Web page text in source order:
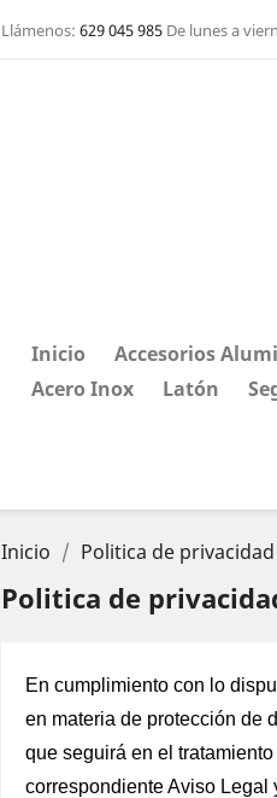
Llámenos: 629 045 985 De lunes a
Inicio Accesorios
Acero Inox
Latón
Inicio Politica de privacidad
Politica de
En cumplimiento con lo
en materia de protección de
que seguirá en el
correspondiente Aviso